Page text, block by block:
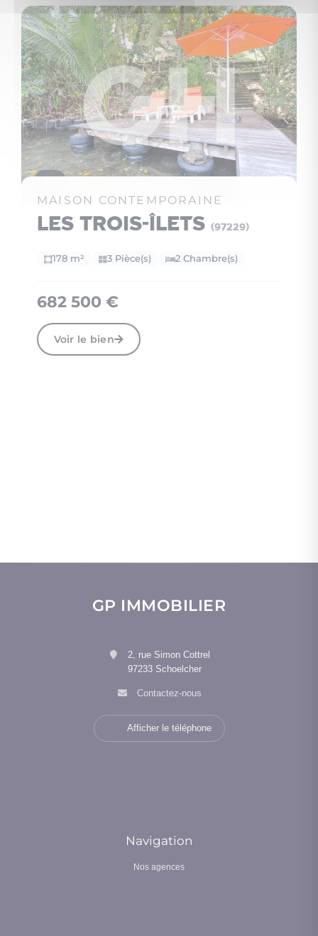
MAISON CONTEMPORAINE
Les Trois-Îlets (97229)
178 m² 3 Pièce(s) 2 Chambre(s)
682 500 €
Voir le bien
GP IMMOBILIER
2, rue Simon Cottrel
97233 Schoelcher
Contactez-nous
Afficher le téléphone
Navigation
Nos agences